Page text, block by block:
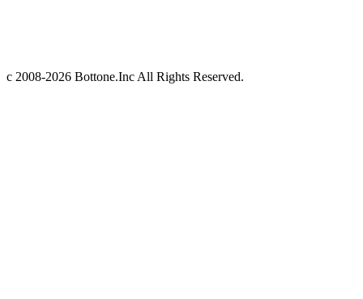
c 2008-2026 Bottone.Inc All Rights Reserved.